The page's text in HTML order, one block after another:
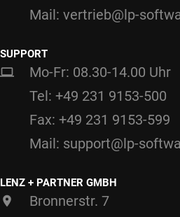
Mail: vertrieb@lp-
SUPPORT
Mo-Fr: 08.30-14.00 Uhr
Tel: +49 231 9153-500
Fax: +49 231 9153-599
Mail: support@lp-
LENZ + PARTNER GMBH
Bronnerstr. 7